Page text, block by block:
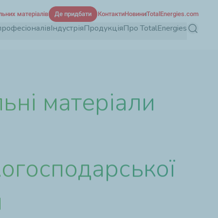
ІндустріяПродукціяПро TotalEnergies Пошук
матеріалів Де придбати КонтактиНовиниTotalEnergies.com
матеріали